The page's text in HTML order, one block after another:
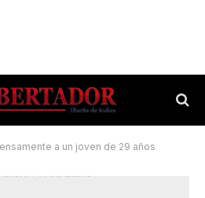
a un joven de 29 años